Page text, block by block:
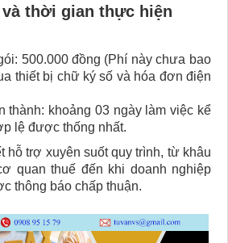
thời gian thực hiện
500.000 đồng (Phí này chưa bao
thiết bị chữ ký số và hóa đơn điện
thành: khoảng 03 ngày làm việc kể
lệ được thống nhất.
hỗ trợ xuyên suốt quy trình, từ khâu
quan thuế đến khi doanh nghiệp
thông báo chấp thuận.